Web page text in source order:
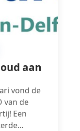
aan
vond de
van de
Een